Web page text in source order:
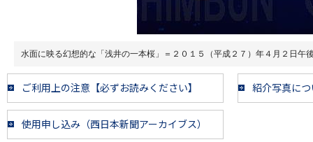
水面に映る幻想的な「浅井の一本桜」＝２０１５（平成２７）年４月２日午
ご利用上の注意【必ずお読みください】 紹介写真に
使用申し込み（西日本新聞アーカイブス）